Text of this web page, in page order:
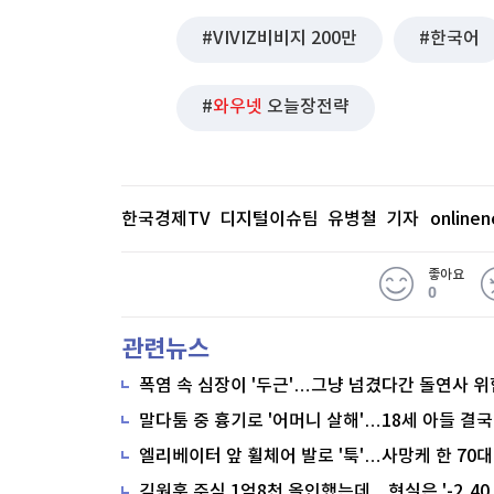
VIVIZ비비지 200만 한국어
와우넷 오늘장전략
한국경제TV 디지털이슈팀 유병철 기자
좋아요
0
관련뉴스
폭염 속 심장이 '두근'…그냥 넘겼다간 돌연사 위
말다툼 중 흉기로 '어머니 살해'…18세 아들 결국